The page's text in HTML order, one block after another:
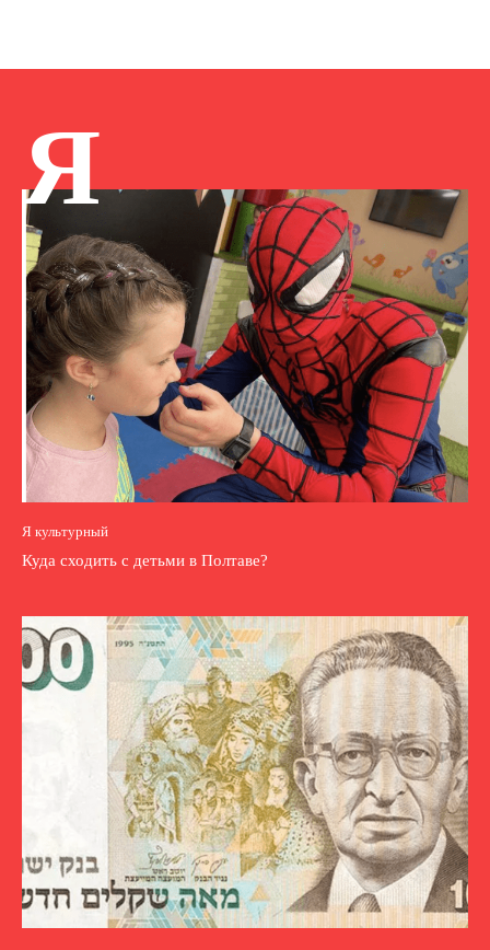
Я
Я культурный
Куда сходить с детьми в Полтаве?